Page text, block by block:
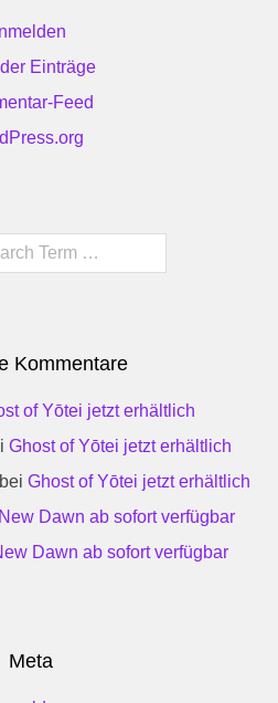
Einträge
Feed
Kommentare
of Yōtei jetzt erhältlich
Ghost of Yōtei jetzt erhältlich
Ghost of Yōtei jetzt erhältlich
Dawn ab sofort verfügbar
Dawn ab sofort verfügbar
Meta